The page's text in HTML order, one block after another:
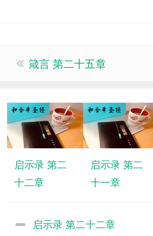
箴言 第二十五章
启示录 第二
十二章
启示录 第二
十一章
启示录 第二十二章